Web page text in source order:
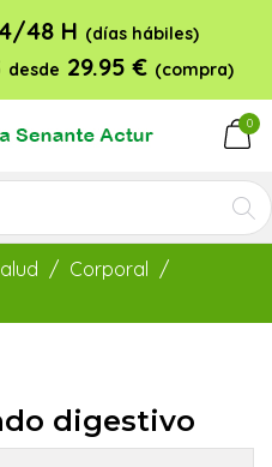
48 H (días hábiles)
desde 29.95 € (compra)
0
Corporal
digestivo